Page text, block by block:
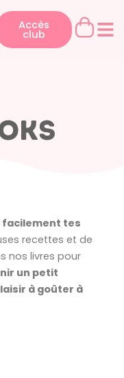
Accès
club
tes
recettes et de
nos livres pour
un petit
à goûter à